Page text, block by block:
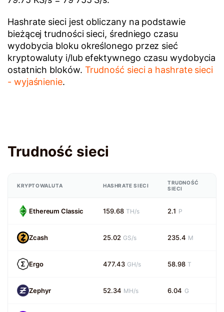
Hashrate sieci jest obliczany na podstawie
bieżącej trudności sieci, średniego czasu
wydobycia bloku określonego przez sieć
kryptowaluty i/lub efektywnego czasu wydobycia
ostatnich bloków. Trudność sieci a hashrate sieci
- wyjaśnienie.
Trudność sieci
KRYPTOWALUTA HASHRATE SIECI
TRUDNOŚĆ
SIECI
Ethereum Classic 159.68 TH/s 2.1 P
Zcash 25.02 GS/s 235.4 M
Ergo 477.43 GH/s 58.98 T
Zephyr 52.34 MH/s 6.04 G